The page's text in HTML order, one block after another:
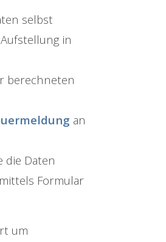
selbst
in
berechneten
an
die Daten
Formular
um